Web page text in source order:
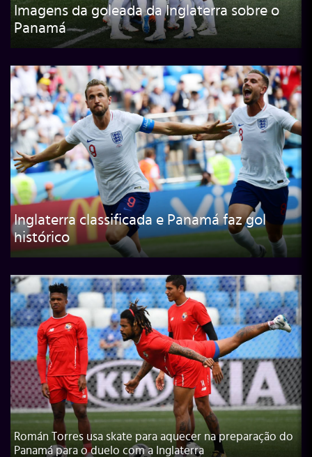
Imagens da goleada da Inglaterra sobre o
Panamá
Inglaterra classificada e Panamá faz gol
histórico
Román Torres usa skate para aquecer na preparação do
Panamá para o duelo com a Inglaterra